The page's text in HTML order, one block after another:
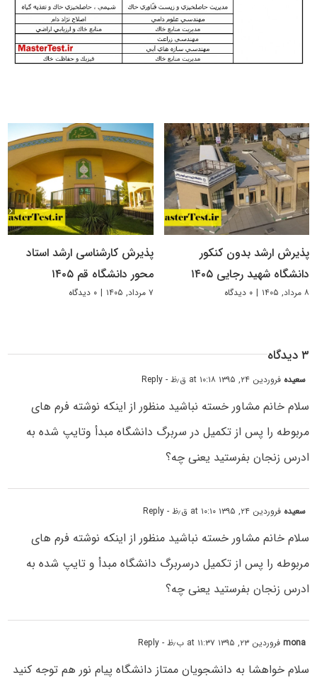
پذیرش ارشد بدون کنکور
دانشگاه شهید رجایی ۱۴۰۵
۸ مرداد, ۱۴۰۵ | ۰ دیدگاه
پذیرش کارشناسی ارشد استاد
محور دانشگاه قم ۱۴۰۵
۷ مرداد, ۱۴۰۵ | ۰ دیدگاه
۳ دیدگاه
سعیده فروردین ۲۴, ۱۳۹۵ at ۱۰:۱۸ ق٫ظ - Reply
سلام خانم مشاور خسته نباشید منظور از اینکه نوشته فرم های
مربوطه را پس از تکمیل در سربرگ دانشگاه مبدأ وتایپ شده به
ادرس زنجان بفرستید یعنی چه؟
سعیده فروردین ۲۴, ۱۳۹۵ at ۱۰:۱۰ ق٫ظ - Reply
سلام خانم مشاور خسته نباشید منظور از اینکه نوشته فرم های
مربوطه را پس از تکمیل درسربرگ دانشگاه مبدأ و تایپ شده به
ادرس زنجان بفرستید یعنی چه؟
monaفروردین ۲۳, ۱۳۹۵ at ۱۱:۳۷ ب٫ظ - Reply
سلام خواهشا به دانشجویان ممتاز دانشگاه پیام نور هم توجه کنید